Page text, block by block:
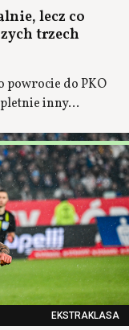
lecz co
trzech
powrocie do PKO
inny...
EKSTRAKLASA